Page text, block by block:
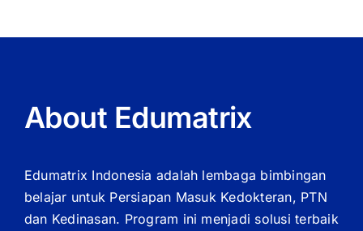
About Edumatrix
Edumatrix Indonesia adalah lembaga bimbingan
belajar untuk Persiapan Masuk Kedokteran, PTN
dan Kedinasan. Program ini menjadi solusi terbaik